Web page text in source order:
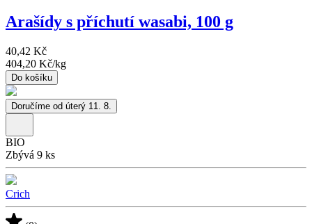
Arašídy s příchutí wasabi, 100 g
40,42 Kč
404,20 Kč/kg
Do košíku
Doručíme od úterý 11. 8.
BIO
Zbývá 9 ks
Crich